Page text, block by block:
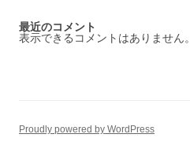
最近のコメント
表示できるコメントはありません。
Proudly powered by WordPress